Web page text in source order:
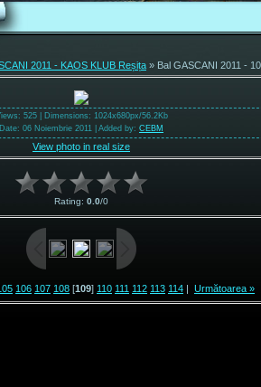
2011 - KAOS KLUB Reșița » Bal GASCANI 2011 -
: 525 | Dimensions: 1024x680px/56.2Kb
Date: 06 Noiembrie 2011 | Added by: CEBM
View photo in real size
Rating: 0.0/0
106 107 108 [109] 110 111 112 113 114 | Următoarea »